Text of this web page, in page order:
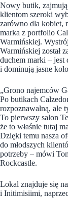
Nowy butik,
klientom szeroki
zarówno dla kobiet,
marka z portfolio
Warmińskiej.
Warmińskiej został
duchem marki – jest
i dominują jasne
„Grono najemców
Po butikach
rozpoznawalną, ale
To pierwszy salon
że to właśnie tutaj
Dzięki temu nasza
do młodszych
potrzeby – mówi
Rockcastle.
Lokal znajduje się
i Initimisiimi,